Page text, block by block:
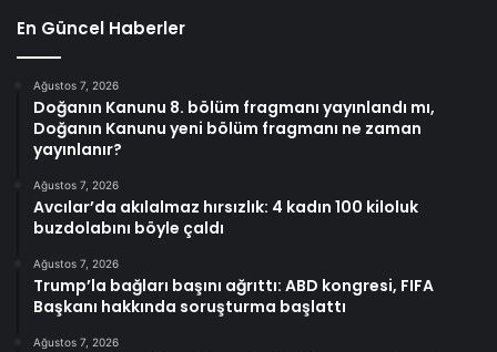
En Güncel Haberler
Ağustos 7, 2026
Doğanın Kanunu 8. bölüm fragmanı yayınlandı mı,
Doğanın Kanunu yeni bölüm fragmanı ne zaman
yayınlanır?
Ağustos 7, 2026
Avcılar’da akılalmaz hırsızlık: 4 kadın 100 kiloluk
buzdolabını böyle çaldı
Ağustos 7, 2026
Trump’la bağları başını ağrıttı: ABD kongresi, FIFA
Başkanı hakkında soruşturma başlattı
Ağustos 7, 2026